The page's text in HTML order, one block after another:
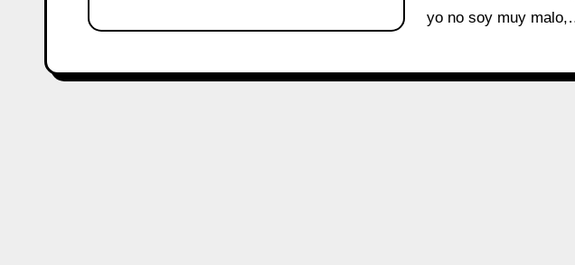
yo no soy muy